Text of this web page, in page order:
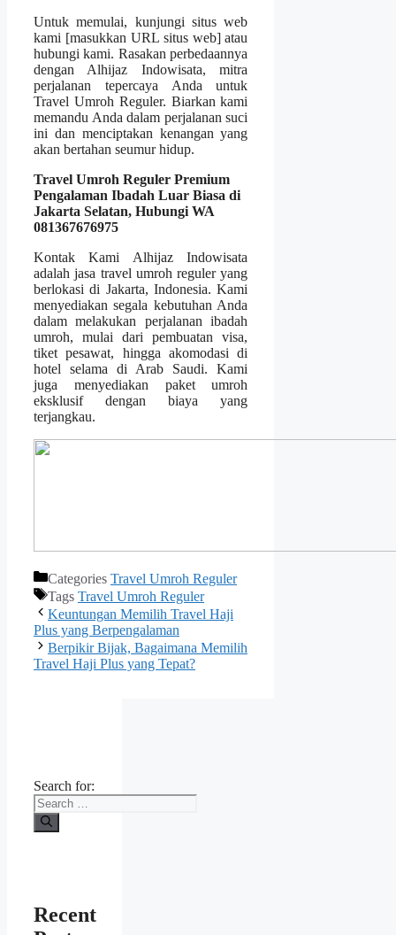
Untuk memulai, kunjungi situs web
kami [masukkan URL situs web] atau
hubungi kami. Rasakan perbedaannya
dengan Alhijaz Indowisata, mitra
perjalanan tepercaya Anda untuk
Travel Umroh Reguler. Biarkan kami
memandu Anda dalam perjalanan suci
ini dan menciptakan kenangan yang
akan bertahan seumur hidup.
Travel Umroh Reguler Premium
Pengalaman Ibadah Luar Biasa di
Jakarta Selatan, Hubungi WA
081367676975
Kontak Kami Alhijaz Indowisata
adalah jasa travel umroh reguler yang
berlokasi di Jakarta, Indonesia. Kami
menyediakan segala kebutuhan Anda
dalam melakukan perjalanan ibadah
umroh, mulai dari pembuatan visa,
tiket pesawat, hingga akomodasi di
hotel selama di Arab Saudi. Kami
juga menyediakan paket umroh
eksklusif dengan biaya yang
terjangkau.
Categories Travel Umroh Reguler
Tags Travel Umroh Reguler
Keuntungan Memilih Travel Haji
Plus yang Berpengalaman
Berpikir Bijak, Bagaimana Memilih
Travel Haji Plus yang Tepat?
Search for:
Recent